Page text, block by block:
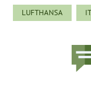
LUFTHANSA